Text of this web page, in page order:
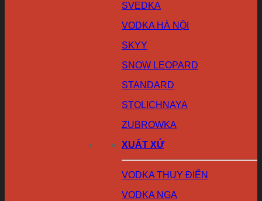
SVEDKA
VODKA HÀ NỘI
SKYY
SNOW LEOPARD
STANDARD
STOLICHNAYA
ZUBROWKA
XUẤT XỨ
VODKA THỤY ĐIỂN
VODKA NGA